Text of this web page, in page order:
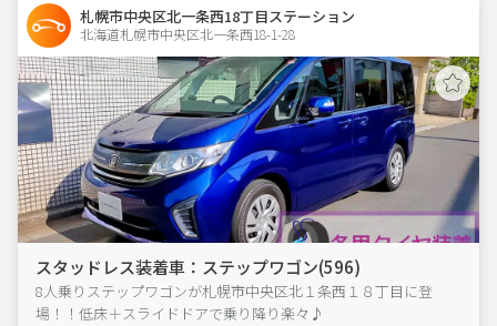
札幌市中央区北一条西18丁目ステーション
北海道札幌市中央区北一条西18-1-28
スタッドレス装着車：ステップワゴン(596)
8人乗りステップワゴンが札幌市中央区北１条西１８丁目に登
場！！低床＋スライドドアで乗り降り楽々♪